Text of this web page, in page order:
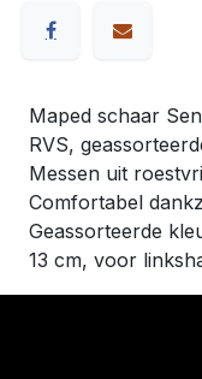
Maped schaar
RVS,
Messen uit
Comfortabel
Geassorteerde
13 cm, voor